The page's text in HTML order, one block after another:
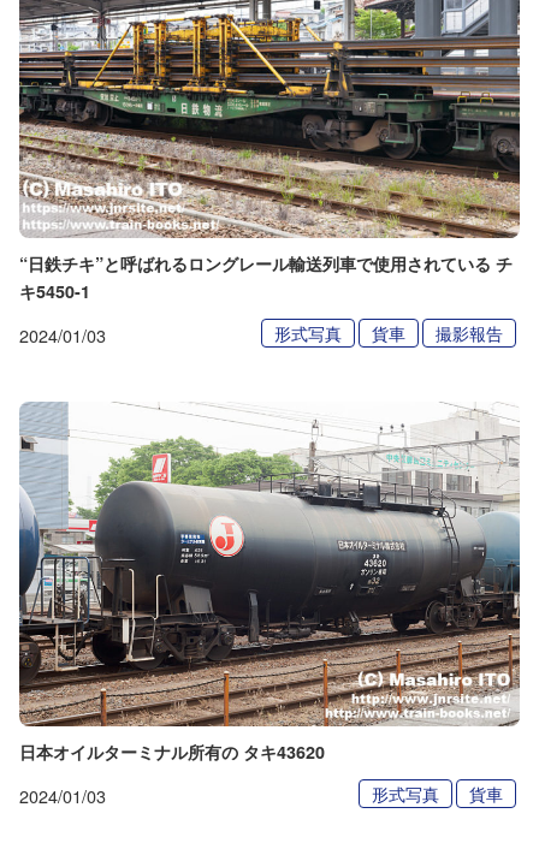
“日鉄チキ”と呼ばれるロングレール輸送列車で使用されている チ
キ5450-1
2024/01/03 形式写真 貨車 撮影報告
日本オイルターミナル所有の タキ43620
2024/01/03 形式写真 貨車